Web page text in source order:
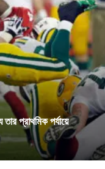
প্রাথমিক পর্যায়ে